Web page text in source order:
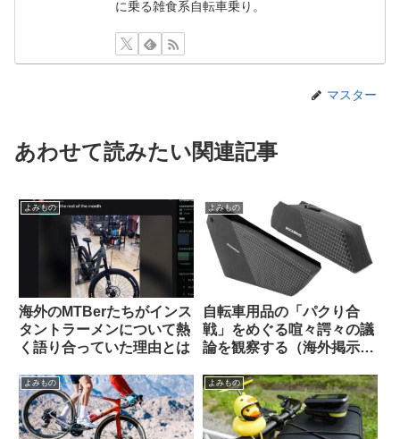
に乗る雑食系自転車乗り。
マスター
あわせて読みたい関連記事
よみもの
海外のMTBerたちがインス
タントラーメンについて熱
く語り合っていた理由とは
よみもの
自転車用品の「パクり合
戦」をめぐる喧々諤々の議
論を観察する（海外掲示板
よみもの よみもの